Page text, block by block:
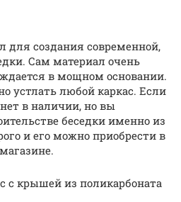
для создания современной,
Сам материал очень
в мощном основании.
устлать любой каркас. Если
в наличии, но вы
беседки именно из
и его можно приобрести в
с крышей из поликарбоната